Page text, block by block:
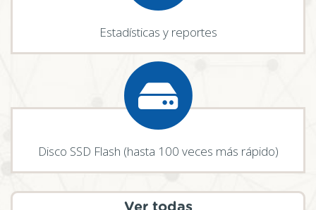
Estadísticas y reportes
Disco SSD Flash (hasta 100 veces más rápido)
Ver todas